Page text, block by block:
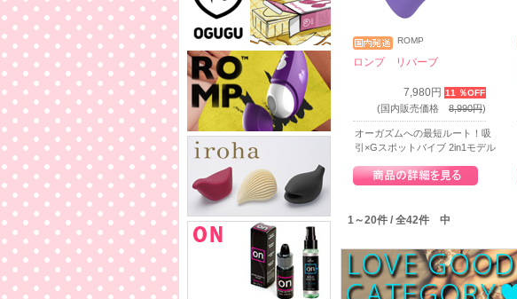
ROMP
ロンプ リバーブ
7,980円 11 ％OFF
(国内販売価格 8,990円)
オーガズムへの最短ルート！吸
引×Gスポットバイブ 2in1モデル
1～20件 / 全42件 中